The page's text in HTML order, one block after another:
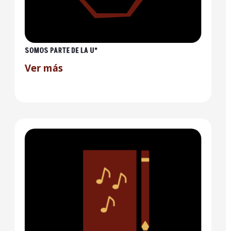
SOMOS PARTE DE LA U*
Ver más